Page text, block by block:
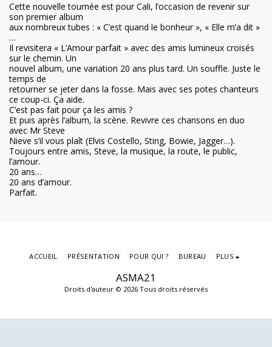
Cette nouvelle tournée est pour Cali, l’occasion de revenir sur
son premier album
aux nombreux tubes : « C’est quand le bonheur », « Elle m’a dit »
…
Il revisitera « L’Amour parfait » avec des amis lumineux croisés
sur le chemin. Un
nouvel album, une variation 20 ans plus tard. Un souffle. Juste le
temps de
retourner se jeter dans la fosse. Mais avec ses potes chanteurs
ce coup-ci. Ça aide.
C’est pas fait pour ça les amis ?
Et puis après l’album, la scène. Revivre ces chansons en duo
avec Mr Steve
Nieve s’il vous plaît (Elvis Costello, Sting, Bowie, Jagger…).
Toujours entre amis, Steve, la musique, la route, le public,
l’amour.
20 ans…
20 ans d’amour.
Parfait.
ASMA21
Droits d'auteur © 2026 Tous droits réservés
ACCUEIL PRÉSENTATION POUR QUI ? BUREAU PLUS